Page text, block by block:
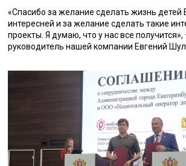
«Спасибо за желание сделать жизнь детей
интересней и за желание сделать такие
проекты. Я думаю, что у нас все получится»,
руководитель нашей компании Евгений